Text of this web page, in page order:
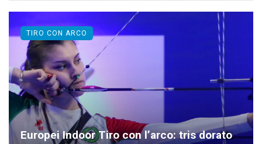
Europei Indoor Tiro con l’arco: tris dorato
TIRO CON ARCO